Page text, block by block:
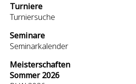
Turniere
Turniersuche
Seminare
Seminarkalender
Meisterschaften
Sommer 2026